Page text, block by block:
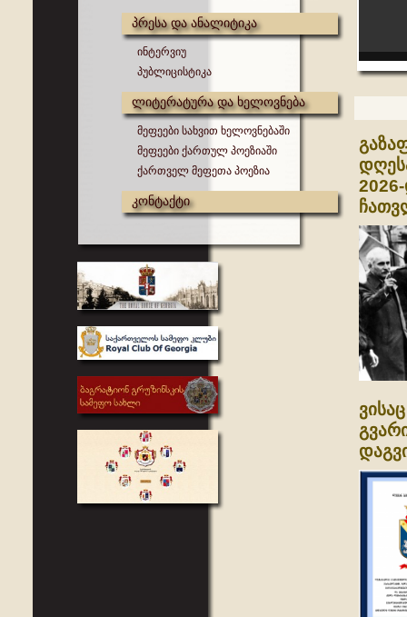
პრესა და ანალიტიკა
ინტერვიუ
პუბლიცისტიკა
ლიტერატურა და ხელოვნება
მეფეები სახვით ხელოვნებაში
მეფეები ქართულ პოეზიაში
ქართველ მეფეთა პოეზია
კონტაქტი